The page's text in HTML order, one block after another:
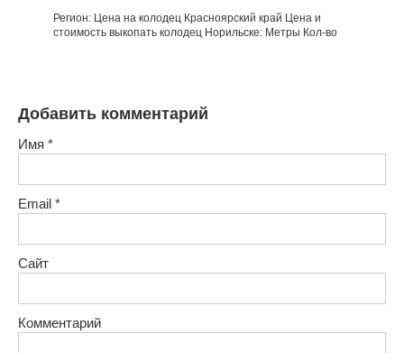
Регион: Цена на колодец Красноярский край Цена и
стоимость выкопать колодец Норильске: Метры Кол-во
Добавить комментарий
Имя *
Email *
Сайт
Комментарий